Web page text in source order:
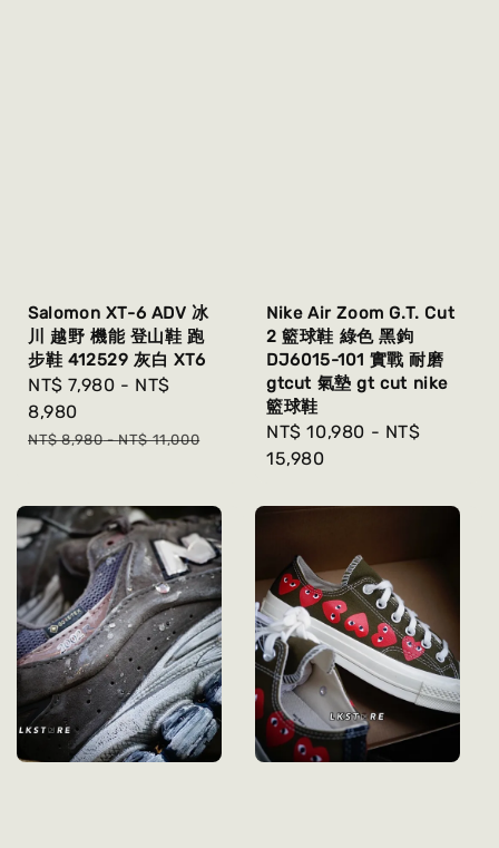
Salomon XT-6 ADV 冰
川 越野 機能 登山鞋 跑
步鞋 412529 灰白 XT6
Sale
price
NT$ 7,980 - NT$
8,980
Regular
NT$ 8,980-NT$ 11,000
Nike Air Zoom G.T. Cut
2 籃球鞋 綠色 黑鉤
DJ6015-101 實戰 耐磨
gtcut 氣墊 gt cut nike
籃球鞋
Regular
price
NT$ 10,980 - NT$
15,980